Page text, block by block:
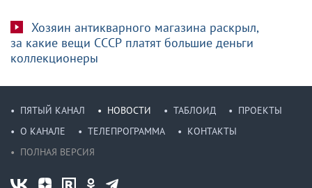
Хозяин антикварного магазина раскрыл,
за какие вещи СССР платят большие деньги
коллекционеры
ПЯТЫЙ КАНАЛ НОВОСТИ ТАБЛОИД
ПРОЕКТЫ
О КАНАЛЕ
ТЕЛЕПРОГРАММА
КОНТАКТЫ
ПОЛНАЯ ВЕРСИЯ